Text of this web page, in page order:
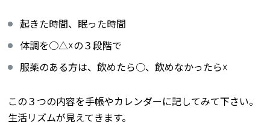
起きた時間、眠った時間
体調を○△☓の３段階で
服薬のある方は、飲めたら○、飲めなかったら☓
この３つの内容を手帳やカレンダーに記してみて下さい。
生活リズムが見えてきます。